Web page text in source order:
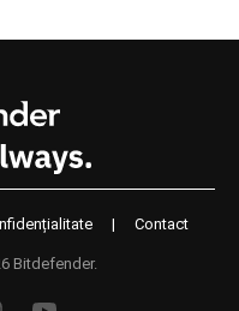
| Contact
Bitdefender.